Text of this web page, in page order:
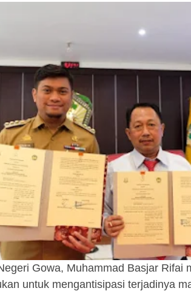
Gowa, Muhammad Basjar Rifai
untuk mengantisipasi terjadinya